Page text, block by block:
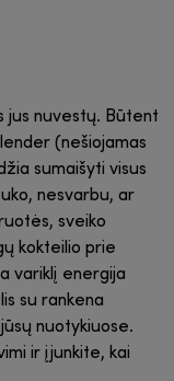
jus nuvestų. Būtent
(nešiojamas
sumaišyti visus
nesvarbu, ar
sveiko
kokteilio prie
variklį energija
su rankena
nuotykiuose.
ir įjunkite, kai